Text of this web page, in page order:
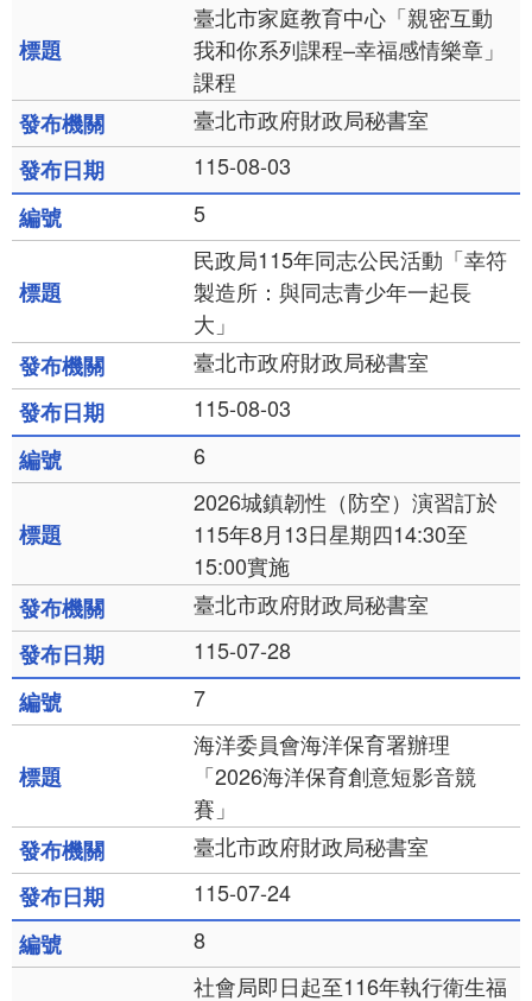
臺北市家庭教育中心「親密互動
我和你系列課程–幸福感情樂章」
課程
臺北市政府財政局秘書室
115-08-03
5
民政局115年同志公民活動「幸符
製造所：與同志青少年一起長
大」
臺北市政府財政局秘書室
115-08-03
6
2026城鎮韌性（防空）演習訂於
115年8月13日星期四14:30至
15:00實施
臺北市政府財政局秘書室
115-07-28
7
海洋委員會海洋保育署辦理
「2026海洋保育創意短影音競
賽」
臺北市政府財政局秘書室
115-07-24
8
社會局即日起至116年執行衛生福